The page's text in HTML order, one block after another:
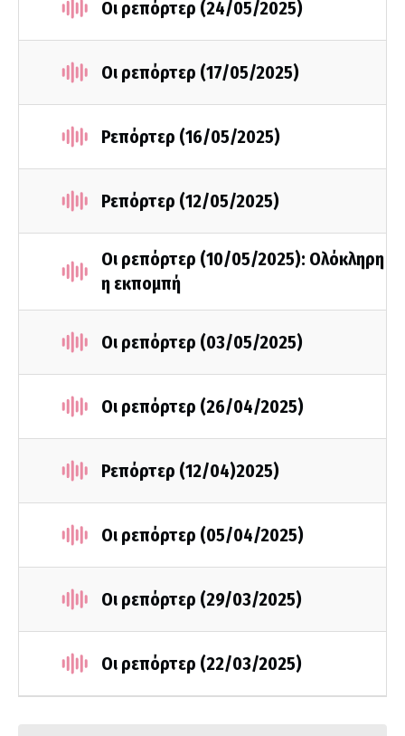
Οι ρεπόρτερ (24/05/2025)
Οι ρεπόρτερ (17/05/2025)
Ρεπόρτερ (16/05/2025)
Ρεπόρτερ (12/05/2025)
Οι ρεπόρτερ (10/05/2025): Ολόκληρη
η εκπομπή
Οι ρεπόρτερ (03/05/2025)
Οι ρεπόρτερ (26/04/2025)
Ρεπόρτερ (12/04)2025)
Οι ρεπόρτερ (05/04/2025)
Οι ρεπόρτερ (29/03/2025)
Οι ρεπόρτερ (22/03/2025)